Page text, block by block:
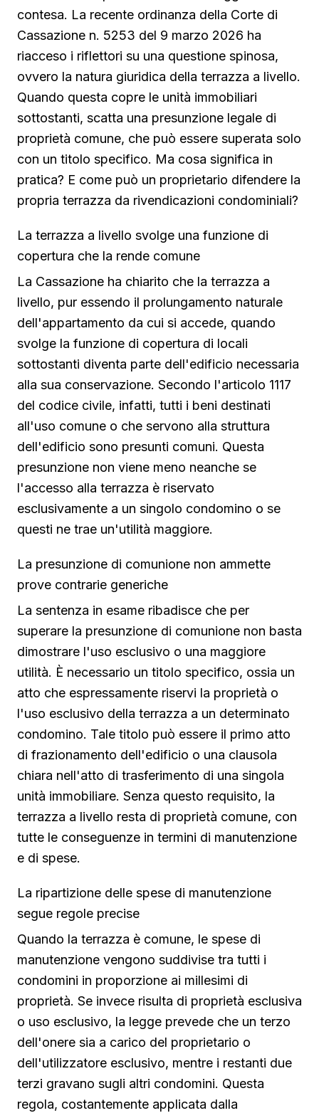
contesa. La recente ordinanza della Corte di
Cassazione n. 5253 del 9 marzo 2026 ha
riacceso i riflettori su una questione spinosa,
ovvero la natura giuridica della terrazza a livello.
Quando questa copre le unità immobiliari
sottostanti, scatta una presunzione legale di
proprietà comune, che può essere superata solo
con un titolo specifico. Ma cosa significa in
pratica? E come può un proprietario difendere la
propria terrazza da rivendicazioni condominiali?
La terrazza a livello svolge una funzione di
copertura che la rende comune
La Cassazione ha chiarito che la terrazza a
livello, pur essendo il prolungamento naturale
dell'appartamento da cui si accede, quando
svolge la funzione di copertura di locali
sottostanti diventa parte dell'edificio necessaria
alla sua conservazione. Secondo l'articolo 1117
del codice civile, infatti, tutti i beni destinati
all'uso comune o che servono alla struttura
dell'edificio sono presunti comuni. Questa
presunzione non viene meno neanche se
l'accesso alla terrazza è riservato
esclusivamente a un singolo condomino o se
questi ne trae un'utilità maggiore.
La presunzione di comunione non ammette
prove contrarie generiche
La sentenza in esame ribadisce che per
superare la presunzione di comunione non basta
dimostrare l'uso esclusivo o una maggiore
utilità. È necessario un titolo specifico, ossia un
atto che espressamente riservi la proprietà o
l'uso esclusivo della terrazza a un determinato
condomino. Tale titolo può essere il primo atto
di frazionamento dell'edificio o una clausola
chiara nell'atto di trasferimento di una singola
unità immobiliare. Senza questo requisito, la
terrazza a livello resta di proprietà comune, con
tutte le conseguenze in termini di manutenzione
e di spese.
La ripartizione delle spese di manutenzione
segue regole precise
Quando la terrazza è comune, le spese di
manutenzione vengono suddivise tra tutti i
condomini in proporzione ai millesimi di
proprietà. Se invece risulta di proprietà esclusiva
o uso esclusivo, la legge prevede che un terzo
dell'onere sia a carico del proprietario o
dell'utilizzatore esclusivo, mentre i restanti due
terzi gravano sugli altri condomini. Questa
regola, costantemente applicata dalla